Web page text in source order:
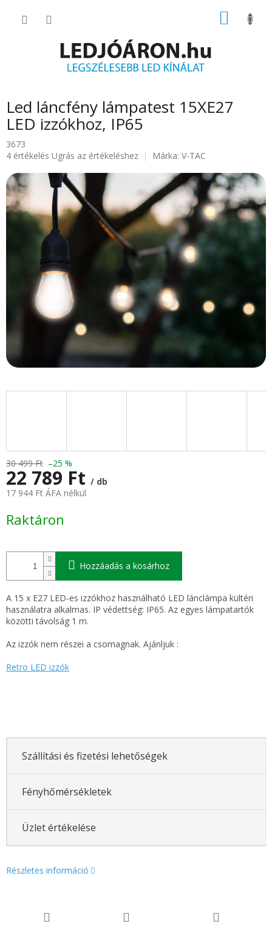
KOSÁR
Led láncfény lámpatest 15XE27
LED izzókhoz, IP65
3673
A
átlagos
értékelése
5-
ből
4 értékelés Ugrás az értékeléshez Márka: V-TAC
30 499 Ft –25 %
22 789 Ft / db
17 944 Ft ÁFA nélkül
Raktáron
Hozzáadás a kosárhoz
A 15 x E27 LED-es izzókhoz használható LED lánclámpa kültéri
használatra alkalmas. IP védettség: IP65. Az egyes lámpatartók
közötti távolság 1 m.
Az izzók nem részei a csomagnak. Ajánljuk :
Retro LED izzók
Szállítási és fizetési lehetőségek
Fényhőmérsékletek
Üzlet értékelése
Részletes információ